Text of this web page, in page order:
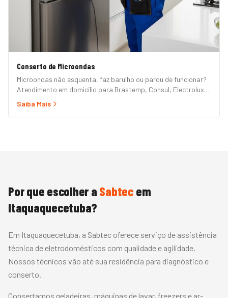
Conserto de Microondas
Microondas não esquenta, faz barulho ou parou de funcionar?
Atendimento em domicílio para Brastemp, Consul, Electrolux,
Panasonic, LG, Samsung, Midea, Philco e Mondial. Conserto
Saiba Mais
Por que escolher a Sabtec em
Itaquaquecetuba?
Em Itaquaquecetuba, a Sabtec oferece serviço de assistência
técnica de eletrodomésticos com qualidade e agilidade.
Nossos técnicos vão até sua residência para diagnóstico e
conserto.
Consertamos geladeiras, máquinas de lavar, freezers e ar-